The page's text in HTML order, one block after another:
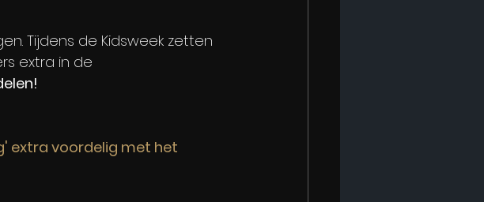
Tijdens de Kidsweek zetten
extra in de
extra voordelig met het